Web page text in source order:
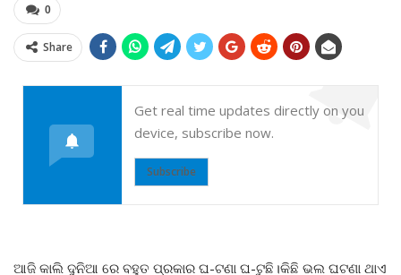
0
Share
Get real time updates directly on you
device, subscribe now.
Subscribe
ଆଜି କାଲି ଦୁନିଆ ରେ ବହୁତ ପ୍ରକାର ଘ-ଟଣା ଘ-ଟୁଛି।କିଛି ଭଲ ଘଟଣା ଥାଏ